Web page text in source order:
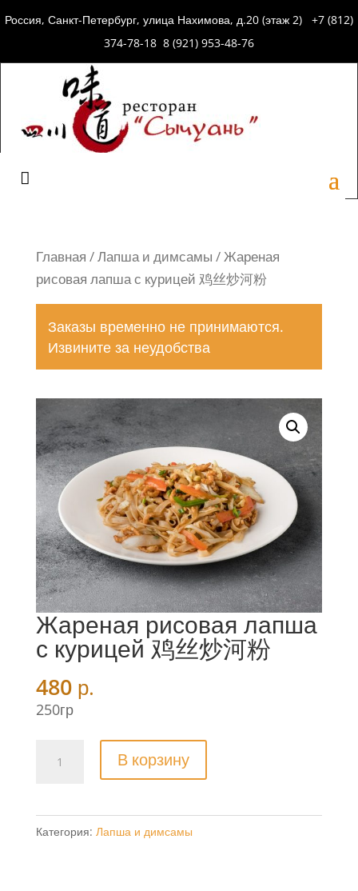
Россия, Санкт-Петербург, улица Нахимова, д.20 (этаж 2) +7 (812)
374-78-18 8 (921) 953-48-76
Главная /Лапша и димсамы / Жареная
рисовая лапша с курицей 鸡丝炒河粉
Заказы временно не принимаются.
Извините за неудобства
Жареная рисовая лапша
с курицей 鸡丝炒河粉
480 р.
250гр
товара
рисовая
лапша
В корзину
Категория: Лапша и димсамы